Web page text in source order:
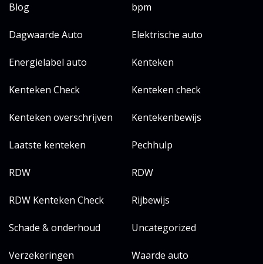
Blog bpm
Dagwaarde Auto Elektrische auto
Energielabel auto Kenteken
Kenteken Check Kenteken check
Kenteken overschrijven Kentekenbewijs
Laatste kenteken Pechhulp
RDW RDW
RDW Kenteken Check Rijbewijs
Schade & onderhoud Uncategorized
Verzekeringen Waarde auto